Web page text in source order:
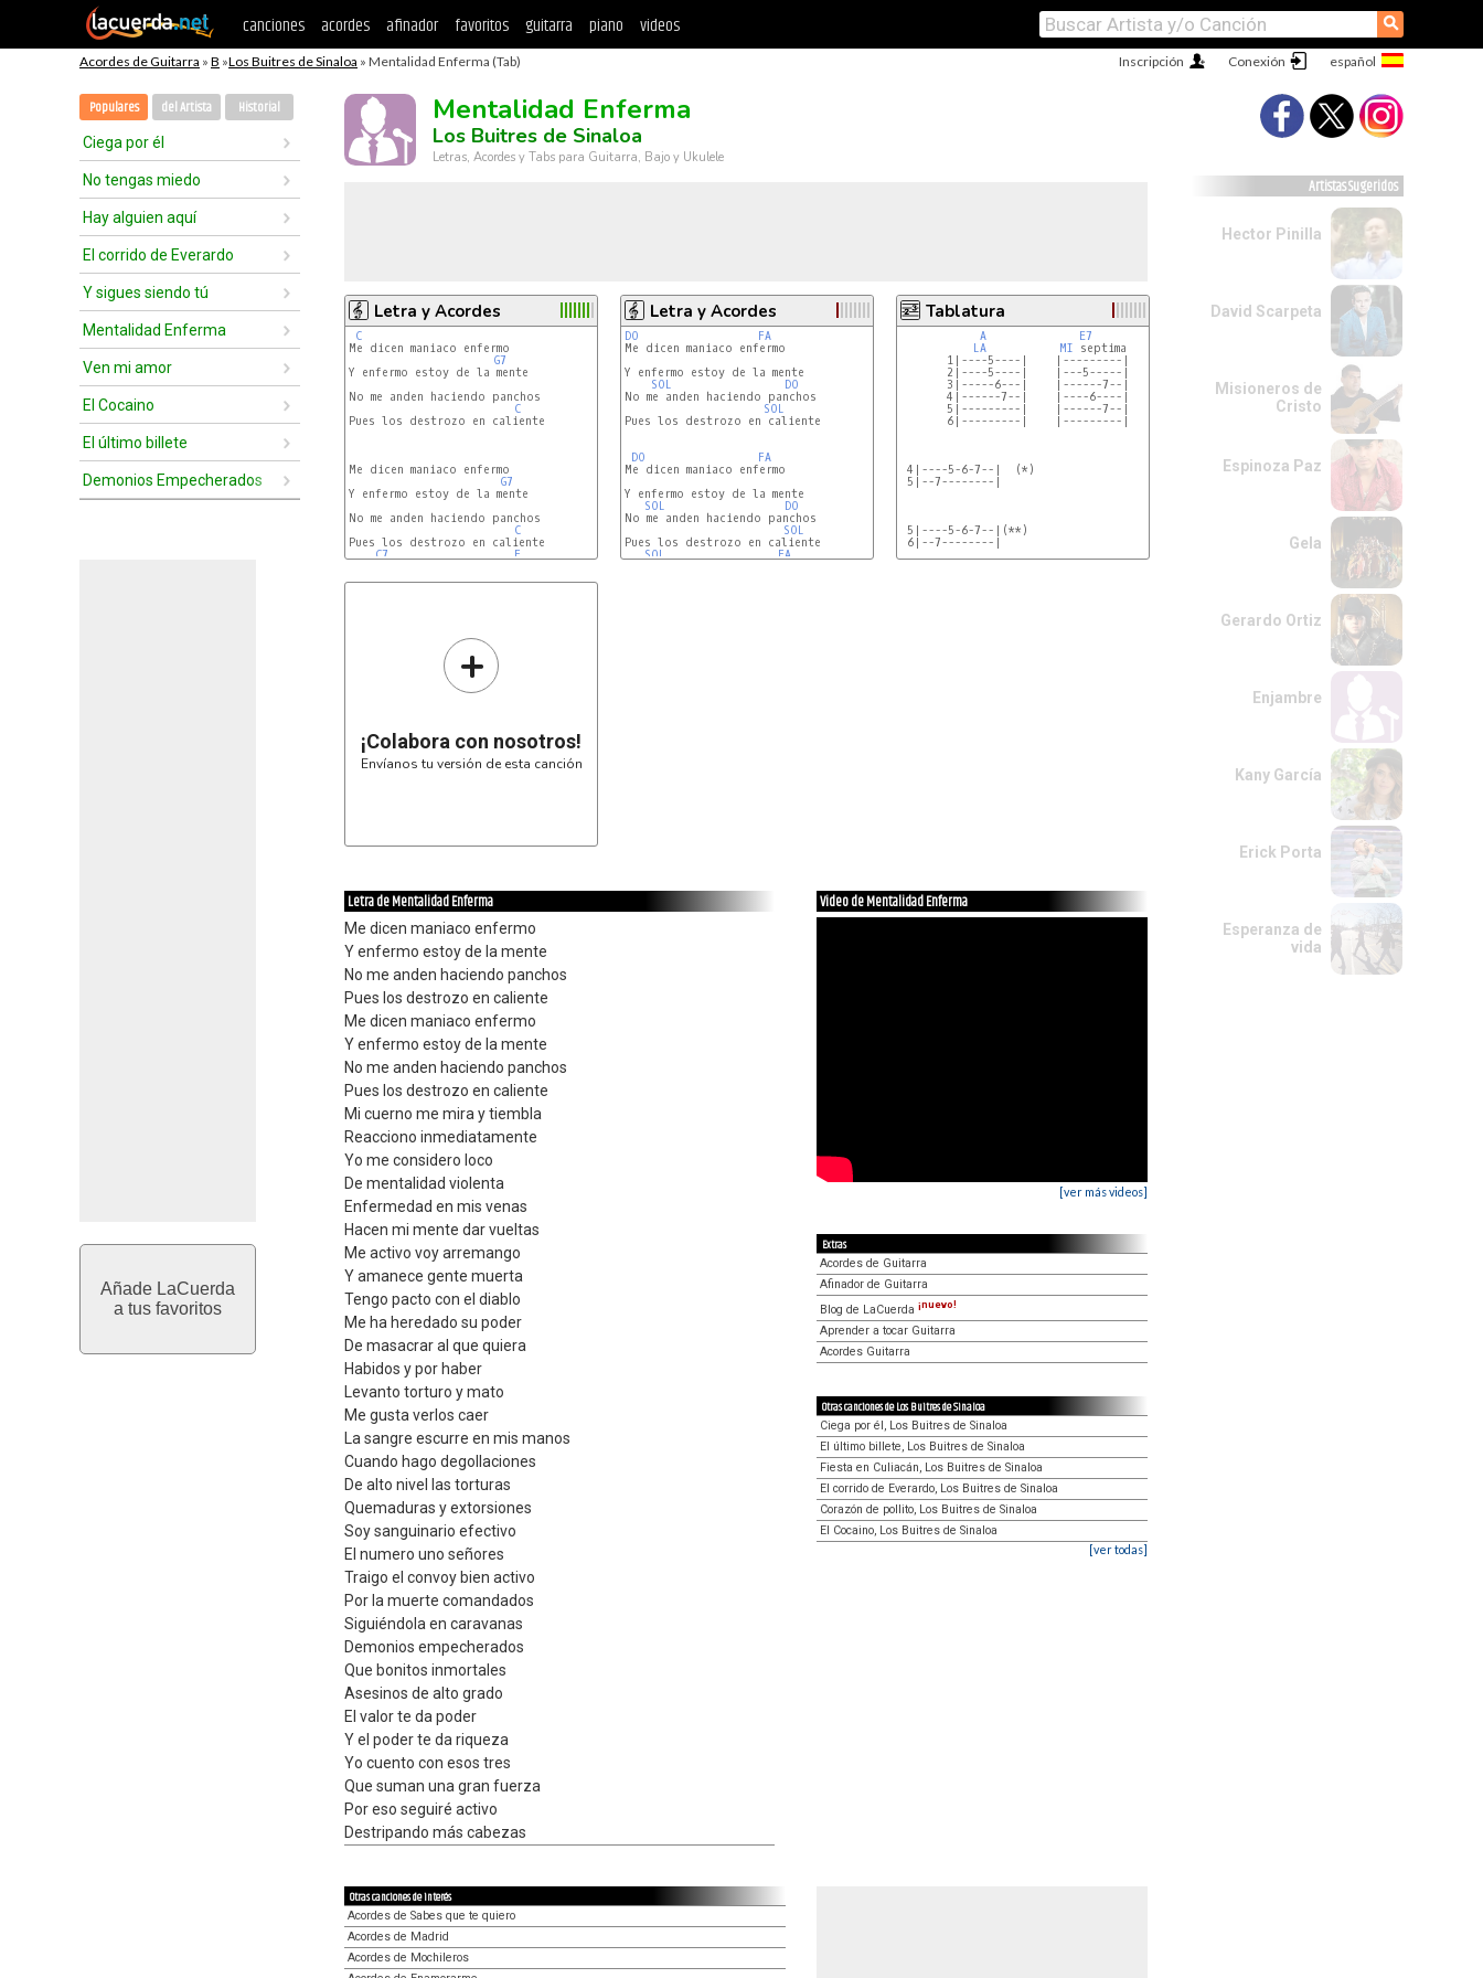
canciones acordes afinador favoritos guitarra piano videos ⚲
Acordes de Guitarra » B »Los Buitres de Sinaloa » Mentalidad Enferma (Tab) Conexión
Inscripción
Populares del Artista Historial
Ciega por él
No tengas miedo
Hay alguien aquí
El corrido de Everardo
Y sigues siendo tú
Mentalidad Enferma
Ven mi amor
El Cocaino
El último billete
Demonios Empecherados
Añade LaCuerda
a tus favoritos
Mentalidad Enferma
Los Buitres de Sinaloa
Letras, Acordes y Tabs para Guitarra, Bajo y Ukulele
Letra y Acordes
C
Me dicen maniaco enfermo
G7
Y enfermo estoy de la mente
No me anden haciendo panchos
C
Pues los destrozo en caliente
Me dicen maniaco enfermo
G7
Y enfermo estoy de la mente
No me anden haciendo panchos
C
Pues los destrozo en caliente
C7
F
Letra y Acordes
DO
FA
Me dicen maniaco enfermo
Y enfermo estoy de la mente
SOL
DO
No me anden haciendo panchos
SOL
Pues los destrozo en caliente
DO
FA
Me dicen maniaco enfermo
Y enfermo estoy de la mente
SOL
DO
No me anden haciendo panchos
SOL
Pues los destrozo en caliente
SOL
FA
Tablatura
A E7
LA
MI septima
       1|----5----|    |---------|    |---------|
       2|----5----|    |---5-----|    |---------|
       3|-----6---|    |------7--|    |------7--|
       4|------7--|    |----6----|    |-4-------|
       5|---------|    |------7--|    |---5-----|
       6|---------|    |---------|    |---------|
4|----5-6-7--|  (*)
5|--7--------|
5|----5-6-7--|(**)
6|--7--------|
+
¡Colabora con nosotros!
Envíanos tu versión de esta canción
Letra de Mentalidad Enferma
Me dicen maniaco enfermo
Y enfermo estoy de la mente
No me anden haciendo panchos
Pues los destrozo en caliente
Me dicen maniaco enfermo
Y enfermo estoy de la mente
No me anden haciendo panchos
Pues los destrozo en caliente
Mi cuerno me mira y tiembla
Reacciono inmediatamente
Yo me considero loco
De mentalidad violenta
Enfermedad en mis venas
Hacen mi mente dar vueltas
Me activo voy arremango
Y amanece gente muerta
Tengo pacto con el diablo
Me ha heredado su poder
De masacrar al que quiera
Habidos y por haber
Levanto torturo y mato
Me gusta verlos caer
La sangre escurre en mis manos
Cuando hago degollaciones
De alto nivel las torturas
Quemaduras y extorsiones
Soy sanguinario efectivo
El numero uno señores
Traigo el convoy bien activo
Por la muerte comandados
Siguiéndola en caravanas
Demonios empecherados
Que bonitos inmortales
Asesinos de alto grado
El valor te da poder
Y el poder te da riqueza
Yo cuento con esos tres
Que suman una gran fuerza
Por eso seguiré activo
Destripando más cabezas
Video de Mentalidad Enferma
[ver más videos]
Extras
Acordes de Guitarra
Afinador de Guitarra
Blog de LaCuerda ¡nuevo!
Aprender a tocar Guitarra
Acordes Guitarra
Otras canciones de Los Buitres de Sinaloa
Ciega por él, Los Buitres de Sinaloa
El último billete, Los Buitres de Sinaloa
Fiesta en Culiacán, Los Buitres de Sinaloa
El corrido de Everardo, Los Buitres de Sinaloa
Corazón de pollito, Los Buitres de Sinaloa
El Cocaino, Los Buitres de Sinaloa
[ver todas]
Otras canciones de interés
Acordes de Sabes que te quiero
Acordes de Madrid
Acordes de Mochileros
Artistas Sugeridos
Hector Pinilla
David Scarpeta
Misioneros de
Cristo
Espinoza Paz
Gela
Gerardo Ortiz
Enjambre
Kany García
Erick Porta
Esperanza de
vida